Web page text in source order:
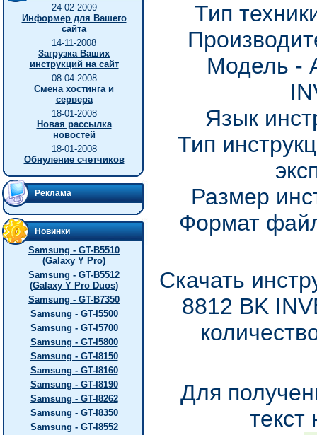
24-02-2009
Информер для Вашего
сайта
14-11-2008
Загрузка Ваших
инструкций на сайт
08-04-2008
Смена хостинга и
сервера
18-01-2008
Новая рассылка
новостей
18-01-2008
Обнуление счетчиков
Реклама
Новинки
Samsung - GT-B5510
(Galaxy Y Pro)
Samsung - GT-B5512
(Galaxy Y Pro Duos)
Samsung - GT-B7350
Samsung - GT-I5500
Samsung - GT-I5700
Samsung - GT-I5800
Samsung - GT-I8150
Samsung - GT-I8160
Samsung - GT-I8190
Samsung - GT-I8262
Samsung - GT-I8350
Samsung - GT-I8552
Тип
Модель -
Язык
Тип
Размер
Формат
Скачать
8812 BK
Для
текст